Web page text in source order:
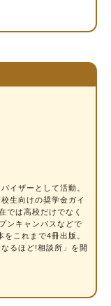
検討しよう
イザー として活動。
生向けの奨学金ガイ
では高校だけでなく
ンキャンパスなどで
これまで4冊出版。
るほど!相談所」を開